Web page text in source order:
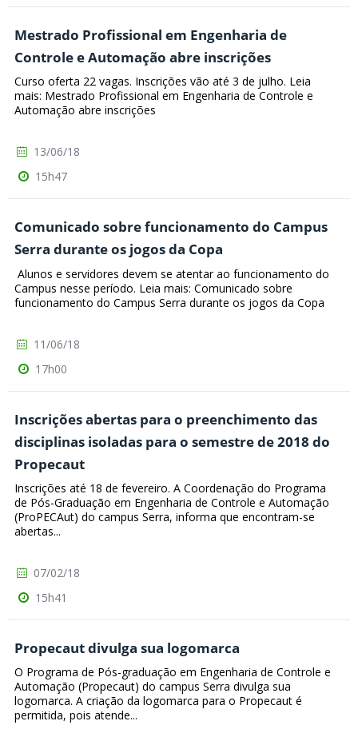
Mestrado Profissional em Engenharia de
Controle e Automação abre inscrições
Curso oferta 22 vagas. Inscrições vão até 3 de julho. Leia
mais: Mestrado Profissional em Engenharia de Controle e
Automação abre inscrições
13/06/18
15h47
Comunicado sobre funcionamento do Campus
Serra durante os jogos da Copa
Alunos e servidores devem se atentar ao funcionamento do
Campus nesse período. Leia mais: Comunicado sobre
funcionamento do Campus Serra durante os jogos da Copa
11/06/18
17h00
Inscrições abertas para o preenchimento das
disciplinas isoladas para o semestre de 2018 do
Propecaut
Inscrições até 18 de fevereiro. A Coordenação do Programa
de Pós-Graduação em Engenharia de Controle e Automação
(ProPECAut) do campus Serra, informa que encontram-se
abertas...
07/02/18
15h41
Propecaut divulga sua logomarca
O Programa de Pós-graduação em Engenharia de Controle e
Automação (Propecaut) do campus Serra divulga sua
logomarca. A criação da logomarca para o Propecaut é
permitida, pois atende...